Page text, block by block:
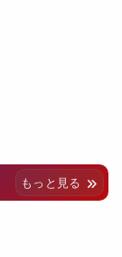
もっと見る